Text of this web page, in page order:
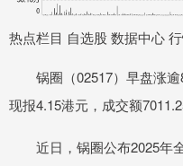
热点栏目 自选股 数据中心
锅圈（02517）早盘涨逾
现报4.15港元，成交额
近日，锅圈公布2025年全